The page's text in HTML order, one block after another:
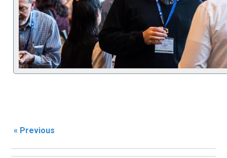
« Previous